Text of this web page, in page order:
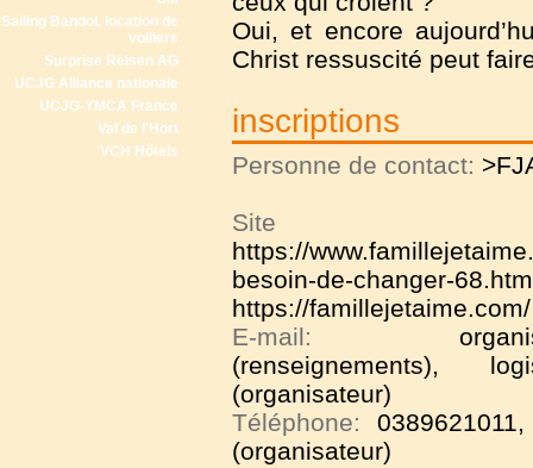
Sailing Bandol, location de
voiliers
Surprise Reisen AG
UCJG Alliance nationale
UCJG-YMCA France
Val de l'Hort
VCH Hôtels
Oui, et encore
Christ ressuscité peut
inscriptions
Personne de contact:
Site
https://
besoin-de-changer-
https://famillejetaime.com/
E-mail:
(renseignements),
(organisateur)
Téléphone:
(organisateur)